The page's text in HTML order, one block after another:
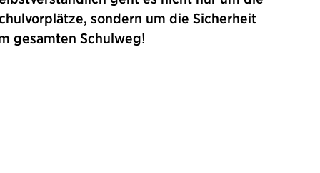
sondern um die Sicherheit
gesamten Schulweg!